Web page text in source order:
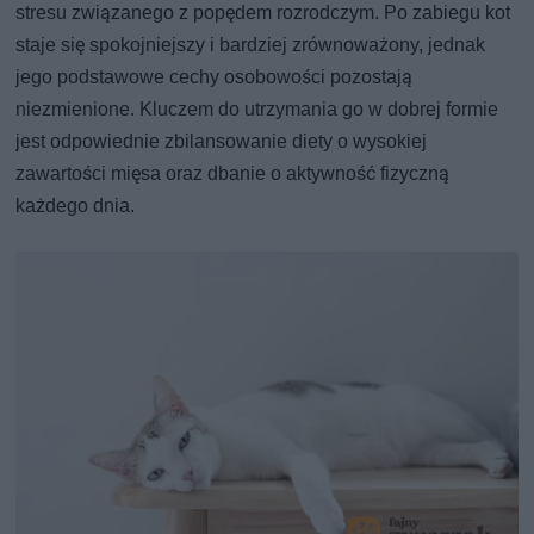
stresu związanego z popędem rozrodczym. Po zabiegu kot
staje się spokojniejszy i bardziej zrównoważony, jednak
jego podstawowe cechy osobowości pozostają
niezmienione. Kluczem do utrzymania go w dobrej formie
jest odpowiednie zbilansowanie diety o wysokiej
zawartości mięsa oraz dbanie o aktywność fizyczną
każdego dnia.